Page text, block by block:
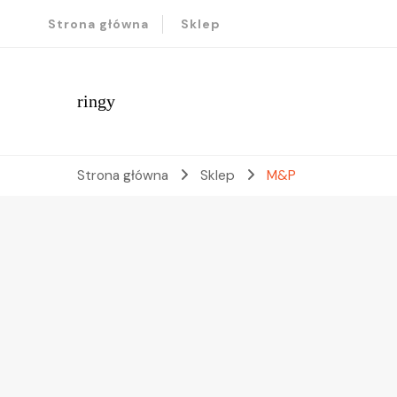
Strona główna Sklep
ringy
Strona główna Sklep M&P